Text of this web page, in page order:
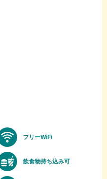
フリーWiFi
飲食物持ち込み可